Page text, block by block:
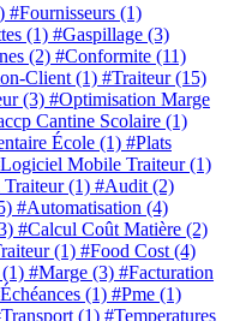
#Fournisseurs (1)
(1) #Gaspillage (3)
(2) #Conformite (11)
Client (1) #Traiteur(15)
(3) #Optimisation Marge
Cantine Scolaire (1)
École (1) #Plats
Mobile Traiteur(1)
Traiteur(1) #Audit (2)
#Automatisation (4)
#Calcul Coût Matière (2)
(1) #Food Cost (4)
(1) #Marge (3) #Facturation
(1) #Pme (1)
(1) #Temperatures